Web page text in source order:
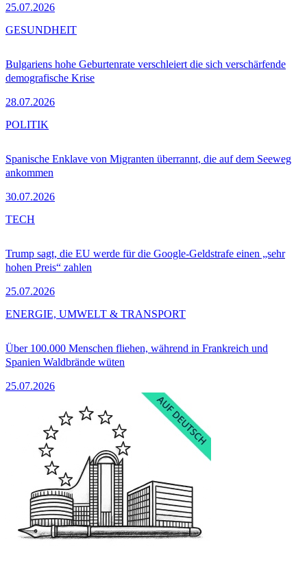
25.07.2026
Bulgariens hohe Geburtenrate verschleiert die sich verschärfende
demografische Krise
28.07.2026
GESUNDHEIT
Spanische Enklave von Migranten überrannt, die auf dem Seeweg
ankommen
30.07.2026
POLITIK
Trump sagt, die EU werde für die Google-Geldstrafe einen „sehr
hohen Preis“ zahlen
25.07.2026
TECH
Über 100.000 Menschen fliehen, während in Frankreich und
Spanien Waldbrände wüten
25.07.2026
ENERGIE, UMWELT & TRANSPORT